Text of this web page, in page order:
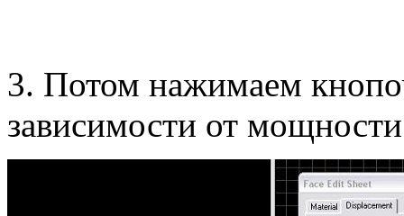
3. Потом нажимаем
зависимости от